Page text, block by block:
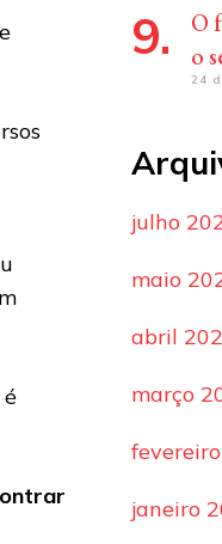
O
o
24
julho
maio
abril
março
janeiro